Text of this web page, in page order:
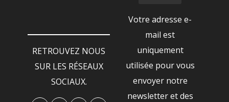
RETROUVEZ NOUS
SUR LES RÉSEAUX
SOCIAUX.
Votre adresse e-
mail est
uniquement
utilisée pour vous
envoyer notre
newsletter et des